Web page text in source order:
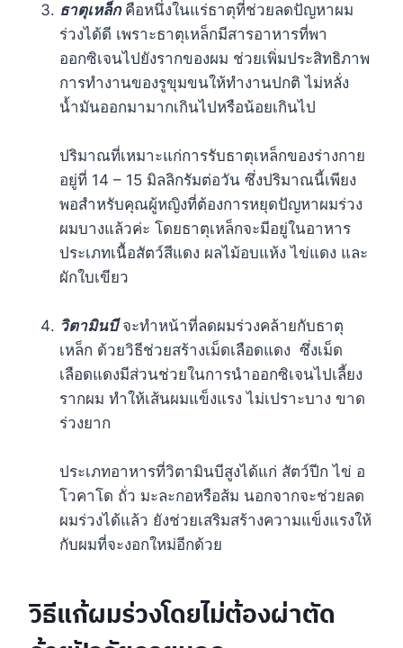
ธาตุเหล็กคือหนึ่งในแร่ธาตุที่ช่วยลดปัญหาผม
ร่วงได้ดี เพราะธาตุเหล็กมีสารอาหารที่พา
ออกซิเจนไปยังรากของผม ช่วยเพิ่มประสิทธิภาพ
การทำงานของรูขุมขนให้ทำงานปกติ ไม่หลั่ง
น้ำมันออกมามากเกินไปหรือน้อยเกินไป
ปริมาณที่เหมาะแก่การรับธาตุเหล็กของร่างกาย
อยู่ที่ 14 – 15 มิลลิกรัมต่อวัน ซึ่งปริมาณนี้เพียง
พอสำหรับคุณผู้หญิงที่ต้องการหยุดปัญหาผมร่วง
ผมบางแล้วค่ะ โดยธาตุเหล็กจะมีอยู่ในอาหาร
ประเภทเนื้อสัตว์สีแดง ผลไม้อบแห้ง ไข่แดง และ
ผักใบเขียว
วิตามินบีจะทำหน้าที่ลดผมร่วงคล้ายกับธาตุ
เหล็ก ด้วยวิธีช่วยสร้างเม็ดเลือดแดง ซึ่งเม็ด
เลือดแดงมีส่วนช่วยในการนำออกซิเจนไปเลี้ยง
รากผม ทำให้เส้นผมแข็งแรง ไม่เปราะบาง ขาด
ร่วงยาก
ประเภทอาหารที่วิตามินบีสูงได้แก่ สัตว์ปีก ไข่ อ
โวคาโด ถั่ว มะละกอหรือส้ม นอกจากจะช่วยลด
ผมร่วงได้แล้ว ยังช่วยเสริมสร้างความแข็งแรงให้
กับผมที่จะงอกใหม่อีกด้วย
วิธีแก้ผมร่วงโดยไม่ต้องผ่าตัด